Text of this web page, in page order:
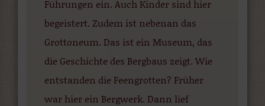
Führungen ein. Auch Kinder sind hier
begeistert. Zudem ist nebenan das
Grottoneum. Das ist ein Museum, das
die Geschichte des Bergbaus zeigt. Wie
entstanden die Feengrotten? Früher
war hier ein Bergwerk. Dann lief